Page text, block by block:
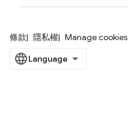
條款 隱私權 Manage cookies